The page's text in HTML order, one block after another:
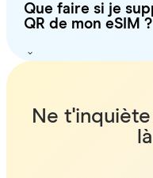
Que faire si je
QR de mon eSIM ?
Ne